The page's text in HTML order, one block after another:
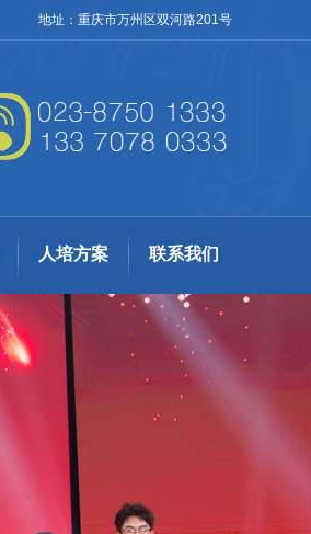
地址：重庆市万州区双河路201号
人培方案 联系我们